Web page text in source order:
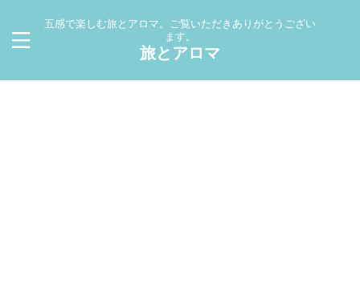
五感で楽しむ旅とアロマ。ご覧いただきありがとうござい
ます。
旅とアロマ